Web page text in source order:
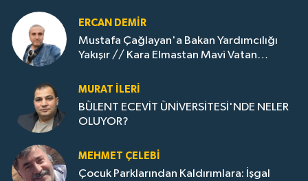
ERCAN DEMIR
Mustafa Çağlayan'a Bakan Yardımcılığı
Yakışır // ​Kara Elmastan Mavi Vatan
MURAT İLERI
BÜLENT ECEVİT ÜNİVERSİTESİ'NDE NELER
OLUYOR?
MEHMET ÇELEBI
Çocuk Parklarından Kaldırımlara: İşgal